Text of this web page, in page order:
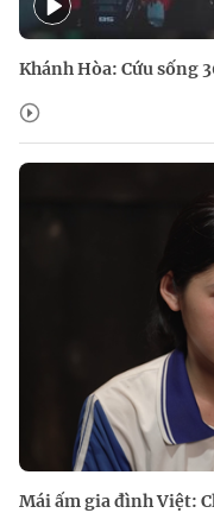
Khánh Hòa: Cứu sống
Mái ấm gia đình Việt: